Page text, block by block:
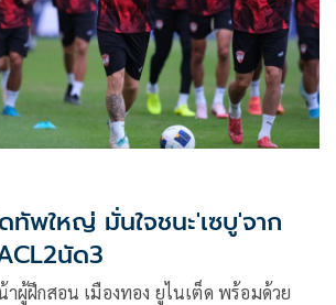
พใหญ่ มั่นใจชนะ'เซบู'จาก
นัด3
าผู้ฝึกสอน เมืองทอง ยูไนเต็ด พร้อมด้วย